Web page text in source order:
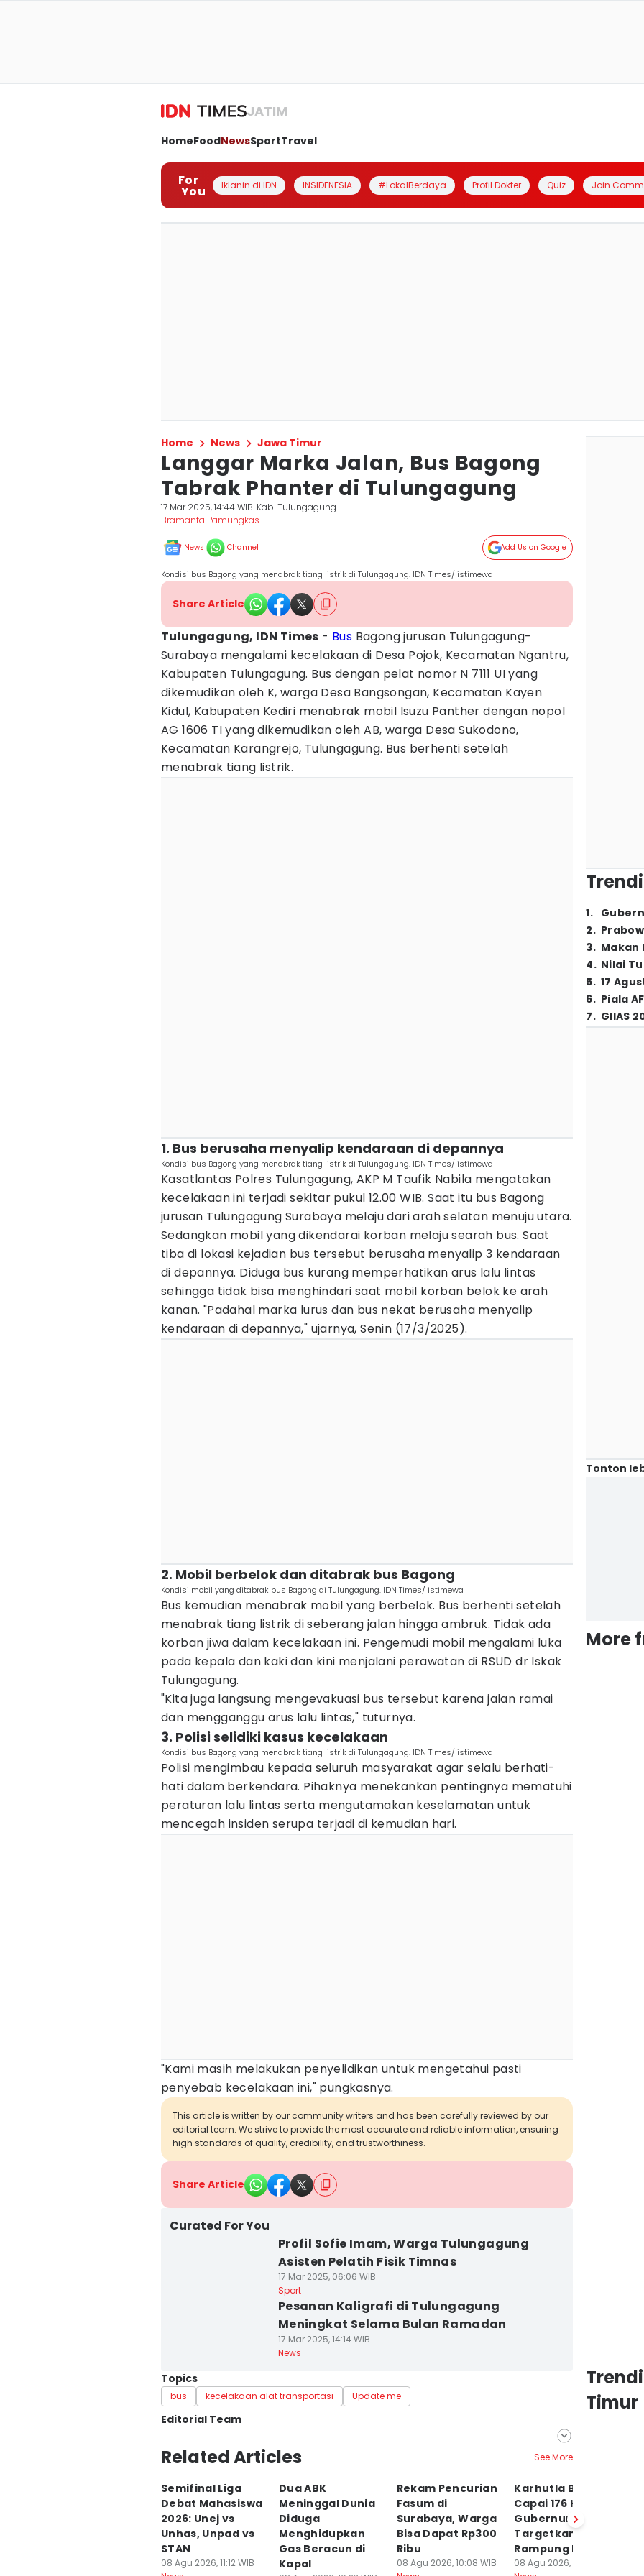
JATIM
HomeFoodNewsSportTravel
For
You Iklanin di IDN INSIDENESIA #LokalBerdaya Profil Dokter Quiz Join
Home News Jawa Timur
Langgar Marka Jalan, Bus Bagong
Tabrak Phanter di Tulungagung
17 Mar 2025, 14:44 WIB Kab. Tulungagung
Bramanta Pamungkas
News Channel Add Us on Google
Kondisi bus Bagong yang menabrak tiang listrik di Tulungagung. IDN Times/ istimewa
Share Article
Tulungagung, IDN Times - Bus Bagong jurusan Tulungagung-
Surabaya mengalami kecelakaan di Desa Pojok, Kecamatan Ngantru,
Kabupaten Tulungagung. Bus dengan pelat nomor N 7111 UI yang
dikemudikan oleh K, warga Desa Bangsongan, Kecamatan Kayen
Kidul, Kabupaten Kediri menabrak mobil Isuzu Panther dengan nopol
AG 1606 TI yang dikemudikan oleh AB, warga Desa Sukodono,
Kecamatan Karangrejo, Tulungagung. Bus berhenti setelah
menabrak tiang listrik.
1. Bus berusaha menyalip kendaraan di depannya
Kondisi bus Bagong yang menabrak tiang listrik di Tulungagung. IDN Times/ istimewa
Kasatlantas Polres Tulungagung, AKP M Taufik Nabila mengatakan
kecelakaan ini terjadi sekitar pukul 12.00 WIB. Saat itu bus Bagong
jurusan Tulungagung Surabaya melaju dari arah selatan menuju utara.
Sedangkan mobil yang dikendarai korban melaju searah bus. Saat
tiba di lokasi kejadian bus tersebut berusaha menyalip 3 kendaraan
di depannya. Diduga bus kurang memperhatikan arus lalu lintas
sehingga tidak bisa menghindari saat mobil korban belok ke arah
kanan. "Padahal marka lurus dan bus nekat berusaha menyalip
kendaraan di depannya," ujarnya, Senin (17/3/2025).
2. Mobil berbelok dan ditabrak bus Bagong
Kondisi mobil yang ditabrak bus Bagong di Tulungagung. IDN Times/ istimewa
Bus kemudian menabrak mobil yang berbelok. Bus berhenti setelah
menabrak tiang listrik di seberang jalan hingga ambruk. Tidak ada
korban jiwa dalam kecelakaan ini. Pengemudi mobil mengalami luka
pada kepala dan kaki dan kini menjalani perawatan di RSUD dr Iskak
Tulungagung.
"Kita juga langsung mengevakuasi bus tersebut karena jalan ramai
dan mengganggu arus lalu lintas," tuturnya.
3. Polisi selidiki kasus kecelakaan
Kondisi bus Bagong yang menabrak tiang listrik di Tulungagung. IDN Times/ istimewa
Polisi mengimbau kepada seluruh masyarakat agar selalu berhati-
hati dalam berkendara. Pihaknya menekankan pentingnya mematuhi
peraturan lalu lintas serta mengutamakan keselamatan untuk
mencegah insiden serupa terjadi di kemudian hari.
"Kami masih melakukan penyelidikan untuk mengetahui pasti
penyebab kecelakaan ini," pungkasnya.
This article is written by our community writers and has been carefully reviewed by our
editorial team. We strive to provide the most accurate and reliable information, ensuring
high standards of quality, credibility, and trustworthiness.
Share Article
Curated For You
Profil Sofie Imam, Warga Tulungagung
Asisten Pelatih Fisik Timnas
17 Mar 2025, 06:06 WIB
Sport
Pesanan Kaligrafi di Tulungagung
Meningkat Selama Bulan Ramadan
17 Mar 2025, 14:14 WIB
News
Topics
bus kecelakaan alat transportasi Update me
Editorial Team
Editor
Faiz Nashrillah
Editor
Zumrotul Abidin
Related Articles See More
Semifinal Liga
Debat Mahasiswa
2026: Unej vs
Unhas, Unpad vs
STAN
08 Agu 2026, 11:12 WIB
Dua ABK
Meninggal Dunia
Diduga
Menghidupkan
Gas Beracun di
Kapal
Rekam Pencurian
Fasum di
Surabaya, Warga
Bisa Dapat Rp300
Ribu
08 Agu 2026, 10:08 WIB
Karhutla Bromo
Capai 176 Ha,
Gubernur
Targetkan
Rampung Hari ini
08 Agu 2026, 10:07 WIB
1.
2.
3. Makan
4. Nilai
5. 17
6. Piala
7. GIIAS
Tonton
More
Timur